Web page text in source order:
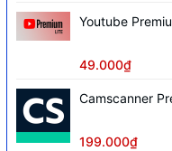
Youtube
49.000₫
Camscanner
199.000₫